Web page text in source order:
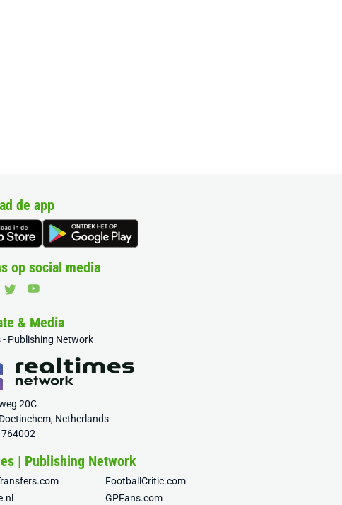
de app
op social media
& Media
- Publishing Network
20C
Netherlands
| Publishing Network
FootballCritic.com
GPFans.com